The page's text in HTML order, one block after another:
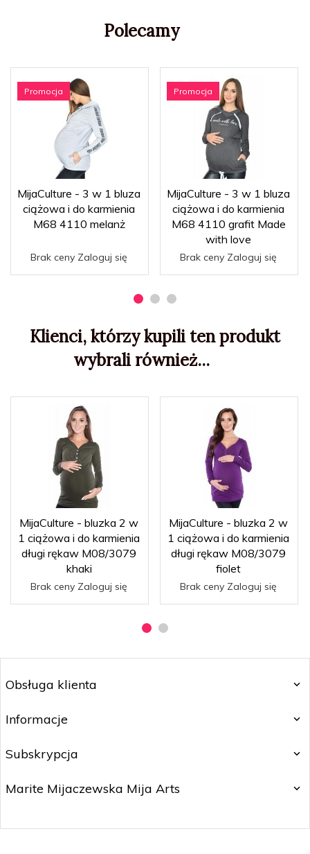
Polecamy
Promocja
MijaCulture - 3 w 1 bluza
ciążowa i do karmienia
M68 4110 melanż
Brak ceny Zaloguj się
Promocja
MijaCulture - 3 w 1 bluza
ciążowa i do karmienia
M68 4110 grafit Made
with love
Brak ceny Zaloguj się
Klienci, którzy kupili ten produkt
wybrali również...
MijaCulture - bluzka 2 w
1 ciążowa i do karmienia
długi rękaw M08/3079
khaki
Brak ceny Zaloguj się
MijaCulture - bluzka 2 w
1 ciążowa i do karmienia
długi rękaw M08/3079
fiolet
Brak ceny Zaloguj się
Obsługa klienta
Informacje
Subskrypcja
Marite Mijaczewska Mija Arts